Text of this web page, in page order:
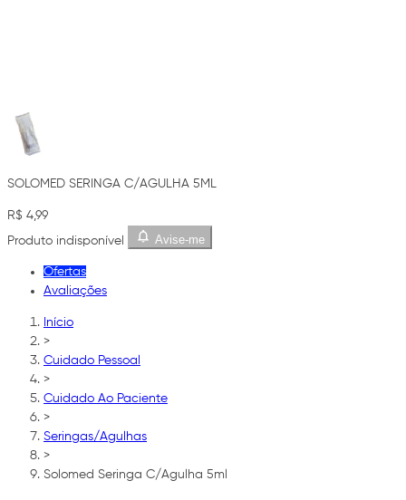
SOLOMED SERINGA C/AGULHA 5ML
R$ 4,99
Produto indisponível
Avise-me
Ofertas
Avaliações
Início
>
Cuidado Pessoal
>
Cuidado Ao Paciente
>
Seringas/Agulhas
>
Solomed Seringa C/Agulha 5ml